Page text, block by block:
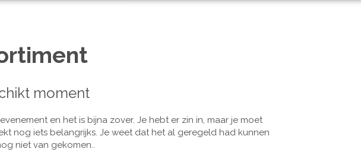
moment
en het is bijna zover. Je hebt er zin in, maar je moet
nog iets belangrijks. Je weet dat het al geregeld had kunnen
niet van gekomen..